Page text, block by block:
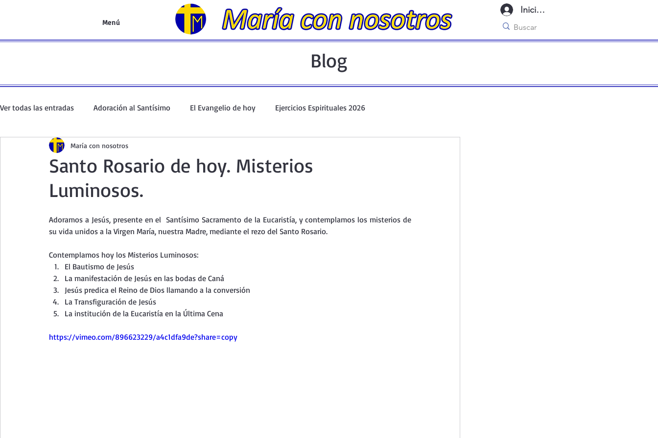
Menú
Iniciar sesión
Blog
Ver todas las entradas Adoración al Santísimo El Evangelio de hoy Ejercicios Espirituales 2026
Oración de la mañana El Evangelio en un minuto
Curso de oración Curso del Catecismo
Curso de vida espiritual Santa Teresita - Acto de Ofrenda Retiro de Cuaresma 2026
Textos selectos de espiritualidad
Taller de oración con los Salmos Retiro Adviento - Navidad
Meditaciones Semana Santa 2023 Semana Santa 2025
Santo Rosario de hoy. Misterios
Luminosos.
María con nosotros
Adoramos a Jesús, presente en el  Santísimo Sacramento de la Eucaristía, y contemplamos los misterios de
su vida unidos a la Virgen María, nuestra Madre, mediante el rezo del Santo Rosario.
Contemplamos hoy los Misterios Luminosos:
El Bautismo de Jesús
La manifestación de Jesús en las bodas de Caná
Jesús predica el Reino de Dios llamando a la conversión
La Transfiguración de Jesús
La institución de la Eucaristía en la Última Cena
https://vimeo.com/896623229/a4c1dfa9de?share=copy